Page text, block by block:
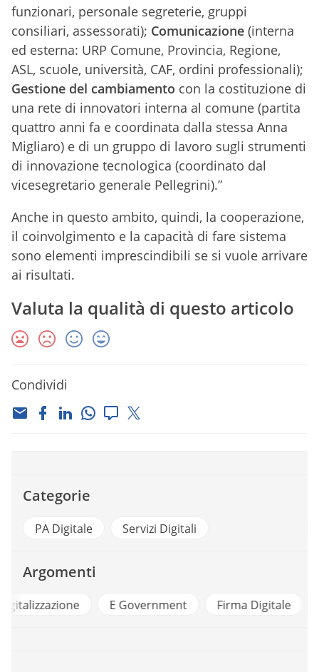
funzionari, personale segreterie, gruppi
consiliari, assessorati); Comunicazione (interna
ed esterna: URP Comune, Provincia, Regione,
ASL, scuole, università, CAF, ordini professionali);
Gestione del cambiamento con la costituzione di
una rete di innovatori interna al comune (partita
quattro anni fa e coordinata dalla stessa Anna
Migliaro) e di un gruppo di lavoro sugli strumenti
di innovazione tecnologica (coordinato dal
vicesegretario generale Pellegrini).”
Anche in questo ambito, quindi, la cooperazione,
il coinvolgimento e la capacità di fare sistema
sono elementi imprescindibili se si vuole arrivare
ai risultati.
Valuta la qualità di questo articolo
Condividi
Categorie
PA Digitale Servizi Digitali
Argomenti
E Government Firma Digitale Formazione